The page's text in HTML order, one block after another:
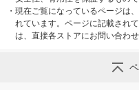
・ 現在ご覧になっているページは
れています。ページに記載され
は、直接各ストアにお問い合わせ